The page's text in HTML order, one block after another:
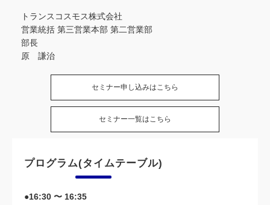
トランスコスモス株式会社
営業統括 第三営業本部 第二営業部
部長
原 謙治
セミナー申し込みはこちら
セミナー一覧はこちら
プログラム(タイムテーブル)
●16:30 〜 16:35